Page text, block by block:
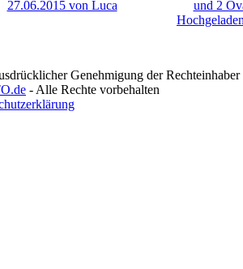
Genehmigung der
- Alle Rechte vorbehalten